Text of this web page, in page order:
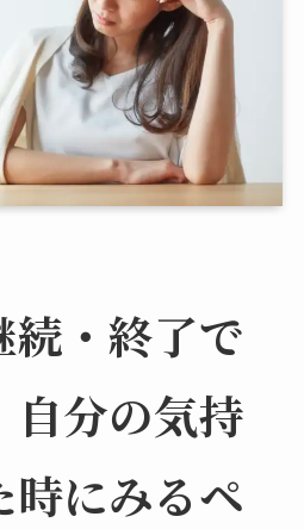
・終了で
自分の気持
時にみるペ